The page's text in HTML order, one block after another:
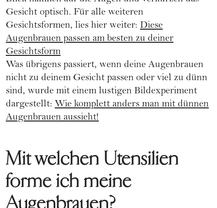
Gesicht optisch. Für alle weiteren
Gesichtsformen, lies hier weiter: Diese
Augenbrauen passen am besten zu deiner
Gesichtsform
Was übrigens passiert, wenn deine Augenbrauen
nicht zu deinem Gesicht passen oder viel zu dünn
sind, wurde mit einem lustigen Bildexperiment
dargestellt: Wie komplett anders man mit dünnen
Augenbrauen aussieht!
Mit welchen Utensilien
forme ich meine